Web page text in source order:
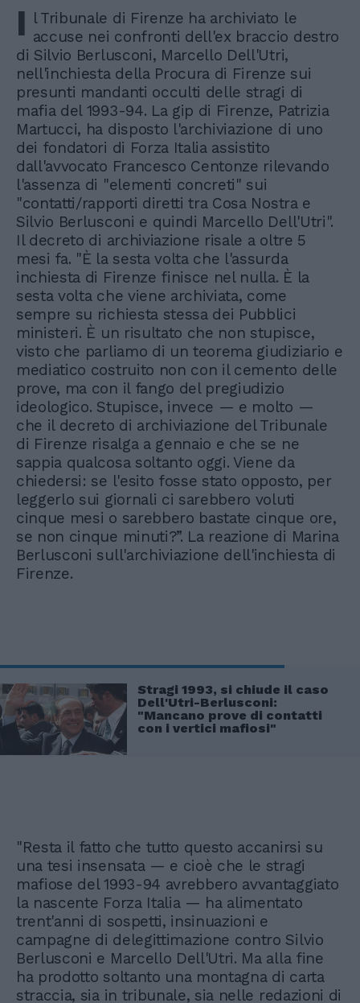
I l Tribunale di Firenze ha archiviato le
accuse nei confronti dell'ex braccio destro
di Silvio Berlusconi, Marcello Dell'Utri,
nell'inchiesta della Procura di Firenze sui
presunti mandanti occulti delle stragi di
mafia del 1993-94. La gip di Firenze, Patrizia
Martucci, ha disposto l'archiviazione di uno
dei fondatori di Forza Italia assistito
dall'avvocato Francesco Centonze rilevando
l'assenza di "elementi concreti" sui
"contatti/rapporti diretti tra Cosa Nostra e
Silvio Berlusconi e quindi Marcello Dell'Utri".
Il decreto di archiviazione risale a oltre 5
mesi fa. "È la sesta volta che l'assurda
inchiesta di Firenze finisce nel nulla. È la
sesta volta che viene archiviata, come
sempre su richiesta stessa dei Pubblici
ministeri. È un risultato che non stupisce,
visto che parliamo di un teorema giudiziario e
mediatico costruito non con il cemento delle
prove, ma con il fango del pregiudizio
ideologico. Stupisce, invece — e molto —
che il decreto di archiviazione del Tribunale
di Firenze risalga a gennaio e che se ne
sappia qualcosa soltanto oggi. Viene da
chiedersi: se l'esito fosse stato opposto, per
leggerlo sui giornali ci sarebbero voluti
cinque mesi o sarebbero bastate cinque ore,
se non cinque minuti?”. La reazione di Marina
Berlusconi sull'archiviazione dell'inchiesta di
Firenze.
Stragi 1993, si chiude il caso
Dell'Utri-Berlusconi:
"Mancano prove di contatti
con i vertici mafiosi"
"Resta il fatto che tutto questo accanirsi su
una tesi insensata — e cioè che le stragi
mafiose del 1993-94 avrebbero avvantaggiato
la nascente Forza Italia — ha alimentato
trent'anni di sospetti, insinuazioni e
campagne di delegittimazione contro Silvio
Berlusconi e Marcello Dell'Utri. Ma alla fine
ha prodotto soltanto una montagna di carta
straccia, sia in tribunale, sia nelle redazioni di